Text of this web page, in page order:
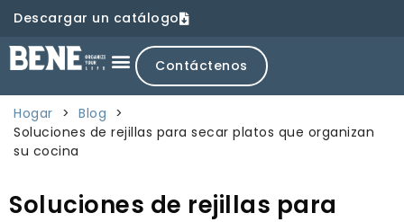
Descargar un catálogo
Contáctenos
Hogar > Blog >
Soluciones de rejillas para secar platos que organizan
su cocina
Soluciones de rejillas para